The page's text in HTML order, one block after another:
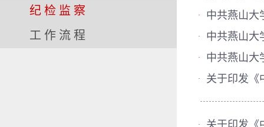
纪检监察
工作流程
· 中共燕山大
· 中共燕山大
· 中共燕山大
· 关于印发《
· 关于印发《